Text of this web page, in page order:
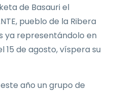
de Basauri el
pueblo de la Ribera
ya representándolo en
15 de agosto, víspera su
año un grupo de